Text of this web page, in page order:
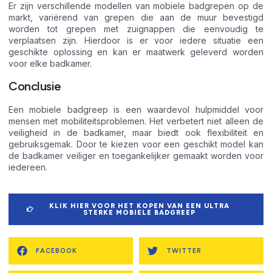
Er zijn verschillende modellen van mobiele badgrepen op de
markt, variërend van grepen die aan de muur bevestigd
worden tot grepen met zuignappen die eenvoudig te
verplaatsen zijn. Hierdoor is er voor iedere situatie een
geschikte oplossing en kan er maatwerk geleverd worden
voor elke badkamer.
Conclusie
Een mobiele badgreep is een waardevol hulpmiddel voor
mensen met mobiliteitsproblemen. Het verbetert niet alleen de
veiligheid in de badkamer, maar biedt ook flexibiliteit en
gebruiksgemak. Door te kiezen voor een geschikt model kan
de badkamer veiliger en toegankelijker gemaakt worden voor
iedereen.
KLIK HIER VOOR HET KOPEN VAN EEN ULTRA
STERKE MOBIELE BADGREEP
FACEBOOK TWITTER